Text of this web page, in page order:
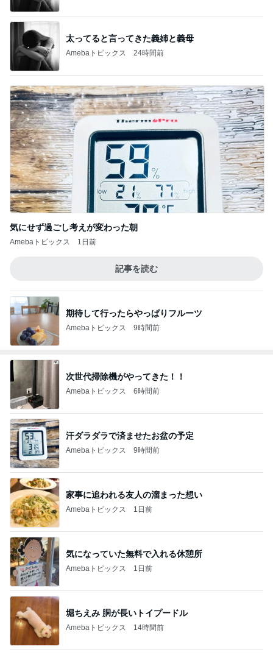
太ってると言ってきた義姉と義母
Amebaトピックス 24時間前
気にせず過ごし考えが変わった朝
Amebaトピックス 1日前
記事を読む
期待して行ったらやっぱりフルーツ
Amebaトピックス 9時間前
次世代掃除機がやってきた！！
Amebaトピックス 6時間前
汗ダラダラで済ませたお盆の予定
Amebaトピックス 9時間前
家事に追われる友人の溜まった想い
Amebaトピックス 1日前
気になっていた無料で入れる休憩所
Amebaトピックス 1日前
堀ちえみ 胴が長いトイプードル
Amebaトピックス 14時間前